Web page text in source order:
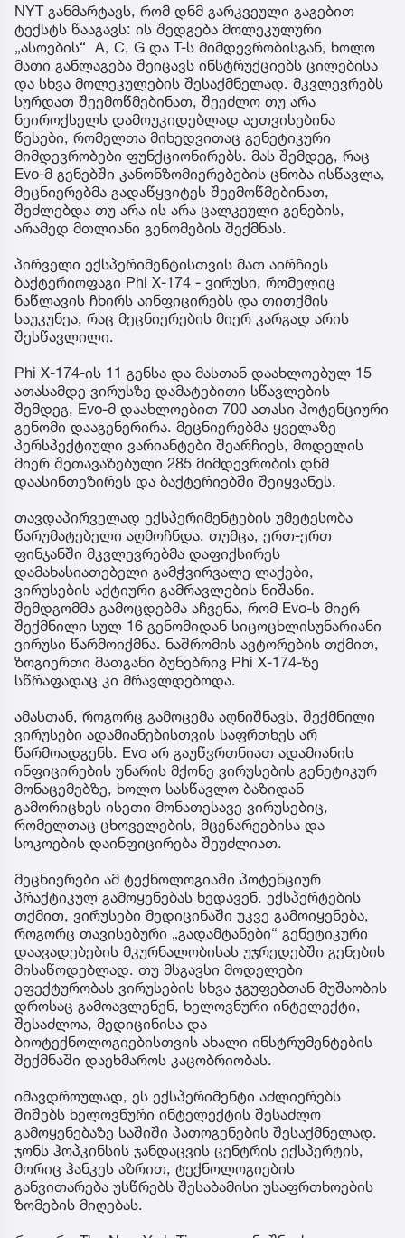
NYT განმარტავს, რომ დნმ გარკვეული გაგებით
ტექსტს წააგავს: ის შედგება მოლეკულური
„ასოების“ A, C, G და T-ს მიმდევრობისგან, ხოლო
მათი განლაგება შეიცავს ინსტრუქციებს ცილებისა
და სხვა მოლეკულების შესაქმნელად. მკვლევრებს
სურდათ შეემოწმებინათ, შეეძლო თუ არა
ნეიროქსელს დამოუკიდებლად აეთვისებინა
წესები, რომელთა მიხედვითაც გენეტიკური
მიმდევრობები ფუნქციონირებს. მას შემდეგ, რაც
Evo-მ გენებში კანონზომიერებების ცნობა ისწავლა,
მეცნიერებმა გადაწყვიტეს შეემოწმებინათ,
შეძლებდა თუ არა ის არა ცალკეული გენების,
არამედ მთლიანი გენომების შექმნას.
პირველი ექსპერიმენტისთვის მათ აირჩიეს
ბაქტერიოფაგი Phi X-174 - ვირუსი, რომელიც
ნაწლავის ჩხირს აინფიცირებს და თითქმის
საუკუნეა, რაც მეცნიერების მიერ კარგად არის
შესწავლილი.
Phi X-174-ის 11 გენსა და მასთან დაახლოებულ 15
ათასამდე ვირუსზე დამატებითი სწავლების
შემდეგ, Evo-მ დაახლოებით 700 ათასი პოტენციური
გენომი დააგენერირა. მეცნიერებმა ყველაზე
პერსპექტიული ვარიანტები შეარჩიეს, მოდელის
მიერ შეთავაზებული 285 მიმდევრობის დნმ
დაასინთეზირეს და ბაქტერიებში შეიყვანეს.
თავდაპირველად ექსპერიმენტების უმეტესობა
წარუმატებელი აღმოჩნდა. თუმცა, ერთ-ერთ
ფინჯანში მკვლევრებმა დაფიქსირეს
დამახასიათებელი გამჭვირვალე ლაქები,
ვირუსების აქტიური გამრავლების ნიშანი.
შემდგომმა გამოცდებმა აჩვენა, რომ Evo-ს მიერ
შექმნილი სულ 16 გენომიდან სიცოცხლისუნარიანი
ვირუსი წარმოიქმნა. ნაშრომის ავტორების თქმით,
ზოგიერთი მათგანი ბუნებრივ Phi X-174-ზე
სწრაფადაც კი მრავლდებოდა.
ამასთან, როგორც გამოცემა აღნიშნავს, შექმნილი
ვირუსები ადამიანებისთვის საფრთხეს არ
წარმოადგენს. Evo არ გაუწვრთნიათ ადამიანის
ინფიცირების უნარის მქონე ვირუსების გენეტიკურ
მონაცემებზე, ხოლო სასწავლო ბაზიდან
გამორიცხეს ისეთი მონათესავე ვირუსებიც,
რომელთაც ცხოველების, მცენარეებისა და
სოკოების დაინფიცირება შეუძლიათ.
მეცნიერები ამ ტექნოლოგიაში პოტენციურ
პრაქტიკულ გამოყენებას ხედავენ. ექსპერტების
თქმით, ვირუსები მედიცინაში უკვე გამოიყენება,
როგორც თავისებური „გადამტანები“ გენეტიკური
დაავადებების მკურნალობისას უჯრედებში გენების
მისაწოდებლად. თუ მსგავსი მოდელები
ეფექტურობას ვირუსების სხვა ჯგუფებთან მუშაობის
დროსაც გამოავლენენ, ხელოვნური ინტელექტი,
შესაძლოა, მედიცინისა და
ბიოტექნოლოგიებისთვის ახალი ინსტრუმენტების
შექმნაში დაეხმაროს კაცობრიობას.
იმავდროულად, ეს ექსპერიმენტი აძლიერებს
შიშებს ხელოვნური ინტელექტის შესაძლო
გამოყენებაზე საშიში პათოგენების შესაქმნელად.
ჯონს ჰოპკინსის ჯანდაცვის ცენტრის ექსპერტის,
მორიც ჰანკეს აზრით, ტექნოლოგიების
განვითარება უსწრებს შესაბამისი უსაფრთხოების
ზომების მიღებას.